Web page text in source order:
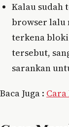
Kalau sudah
browser lalu
terkena
tersebut,
sarankan
Baca Juga :